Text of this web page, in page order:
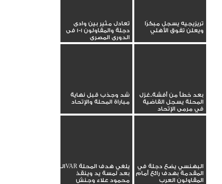
تريزيجيه يسجل مبكرًا
ويعلن تفوق الأهلي
تعادل مثير بين وادى
دجلة والمقاولون 1-1 فى
الدورى المصرى
بعد خطأ من أفشة..غزل
المحلة يسجل القاضية
في مرمى الإتحاد
شد وجذب قبل نهاية
مباراة المحلة والإتحاد
البهنسي يضع دجلة في
المقدمة بهدف رائع أمام
المقاولون العرب
الـVAR يلغي هدف المحلة
بعد لمسة يد وينقذ
محمود علاء وجنش